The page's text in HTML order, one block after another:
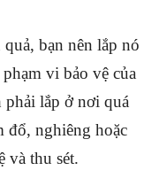
bạn nên lắp nó
vi bảo vệ của
lắp ở nơi quá
đổ, nghiêng hoặc
và thu sét.